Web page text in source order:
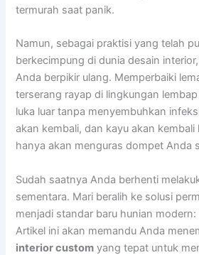
termurah saat panik.
Namun, sebagai praktisi yang telah
berkecimpung di dunia desain
Anda berpikir ulang. Memperbaiki
terserang rayap di lingkungan
luka luar tanpa menyembuhkan
akan kembali, dan kayu akan kembali
hanya akan menguras dompet Anda
Sudah saatnya Anda berhenti
sementara. Mari beralih ke solusi
menjadi standar baru hunian
Artikel ini akan memandu Anda
interior custom yang tepat untuk